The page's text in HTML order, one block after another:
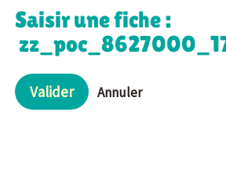
Saisir une fiche :
Valider Annuler